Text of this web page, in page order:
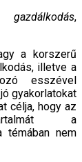
,
a korszerű
illetve a
esszével
gyakorlatokat
célja, hogy az
a
témában nem